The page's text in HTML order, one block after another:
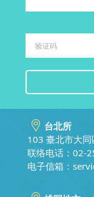
台北所
103 臺北市大
联络电话：02-
电子信箱：